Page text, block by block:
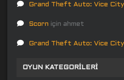
Grand Theft Auto: Vice City
Scorn için ahmet
Grand Theft Auto: Vice City
OYUN KATEGORILERI